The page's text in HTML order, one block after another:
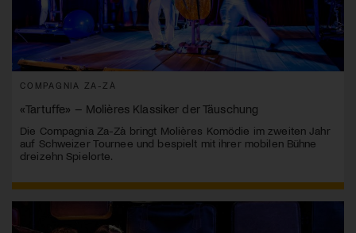
COMPAGNIA ZA-ZÀ
«Tartuffe» – Molières Klassiker der Täuschung
Die Compagnia Za-Zà bringt Molières Komödie im zweiten Jahr
auf Schweizer Tournee und bespielt mit ihrer mobilen Bühne
dreizehn Spielorte.